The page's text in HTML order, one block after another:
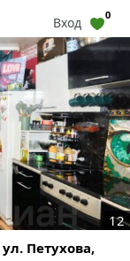
Вход 0
12
ул. Петухова,